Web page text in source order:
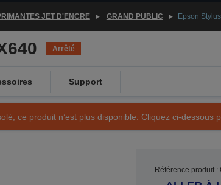
JET D'ENCRE GRAND PUBLIC Epson
Arrêté
Support
ce produit n’est plus disponible. Cliquez ci-dessous
Référence produit